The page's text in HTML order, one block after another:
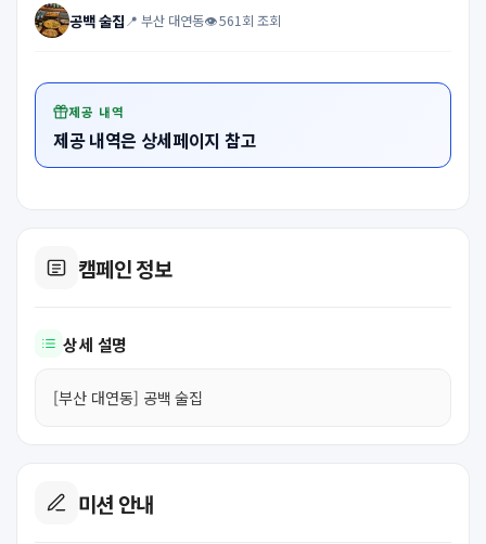
공백 술집 📍 부산 대연동👁 561회 조회
제공 내역
제공 내역은 상세페이지 참고
캠페인 정보
상세 설명
[부산 대연동] 공백 술집
미션 안내